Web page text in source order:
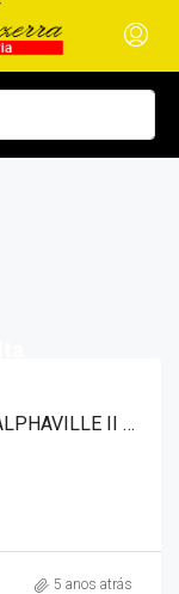
TERRENOS A VENDA CONDOMÍNIO ALPHAVILLE II – GLEBA PALHANO
5 anos atrás